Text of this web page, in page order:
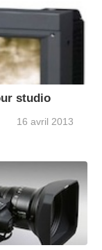
studio
16 avril 2013